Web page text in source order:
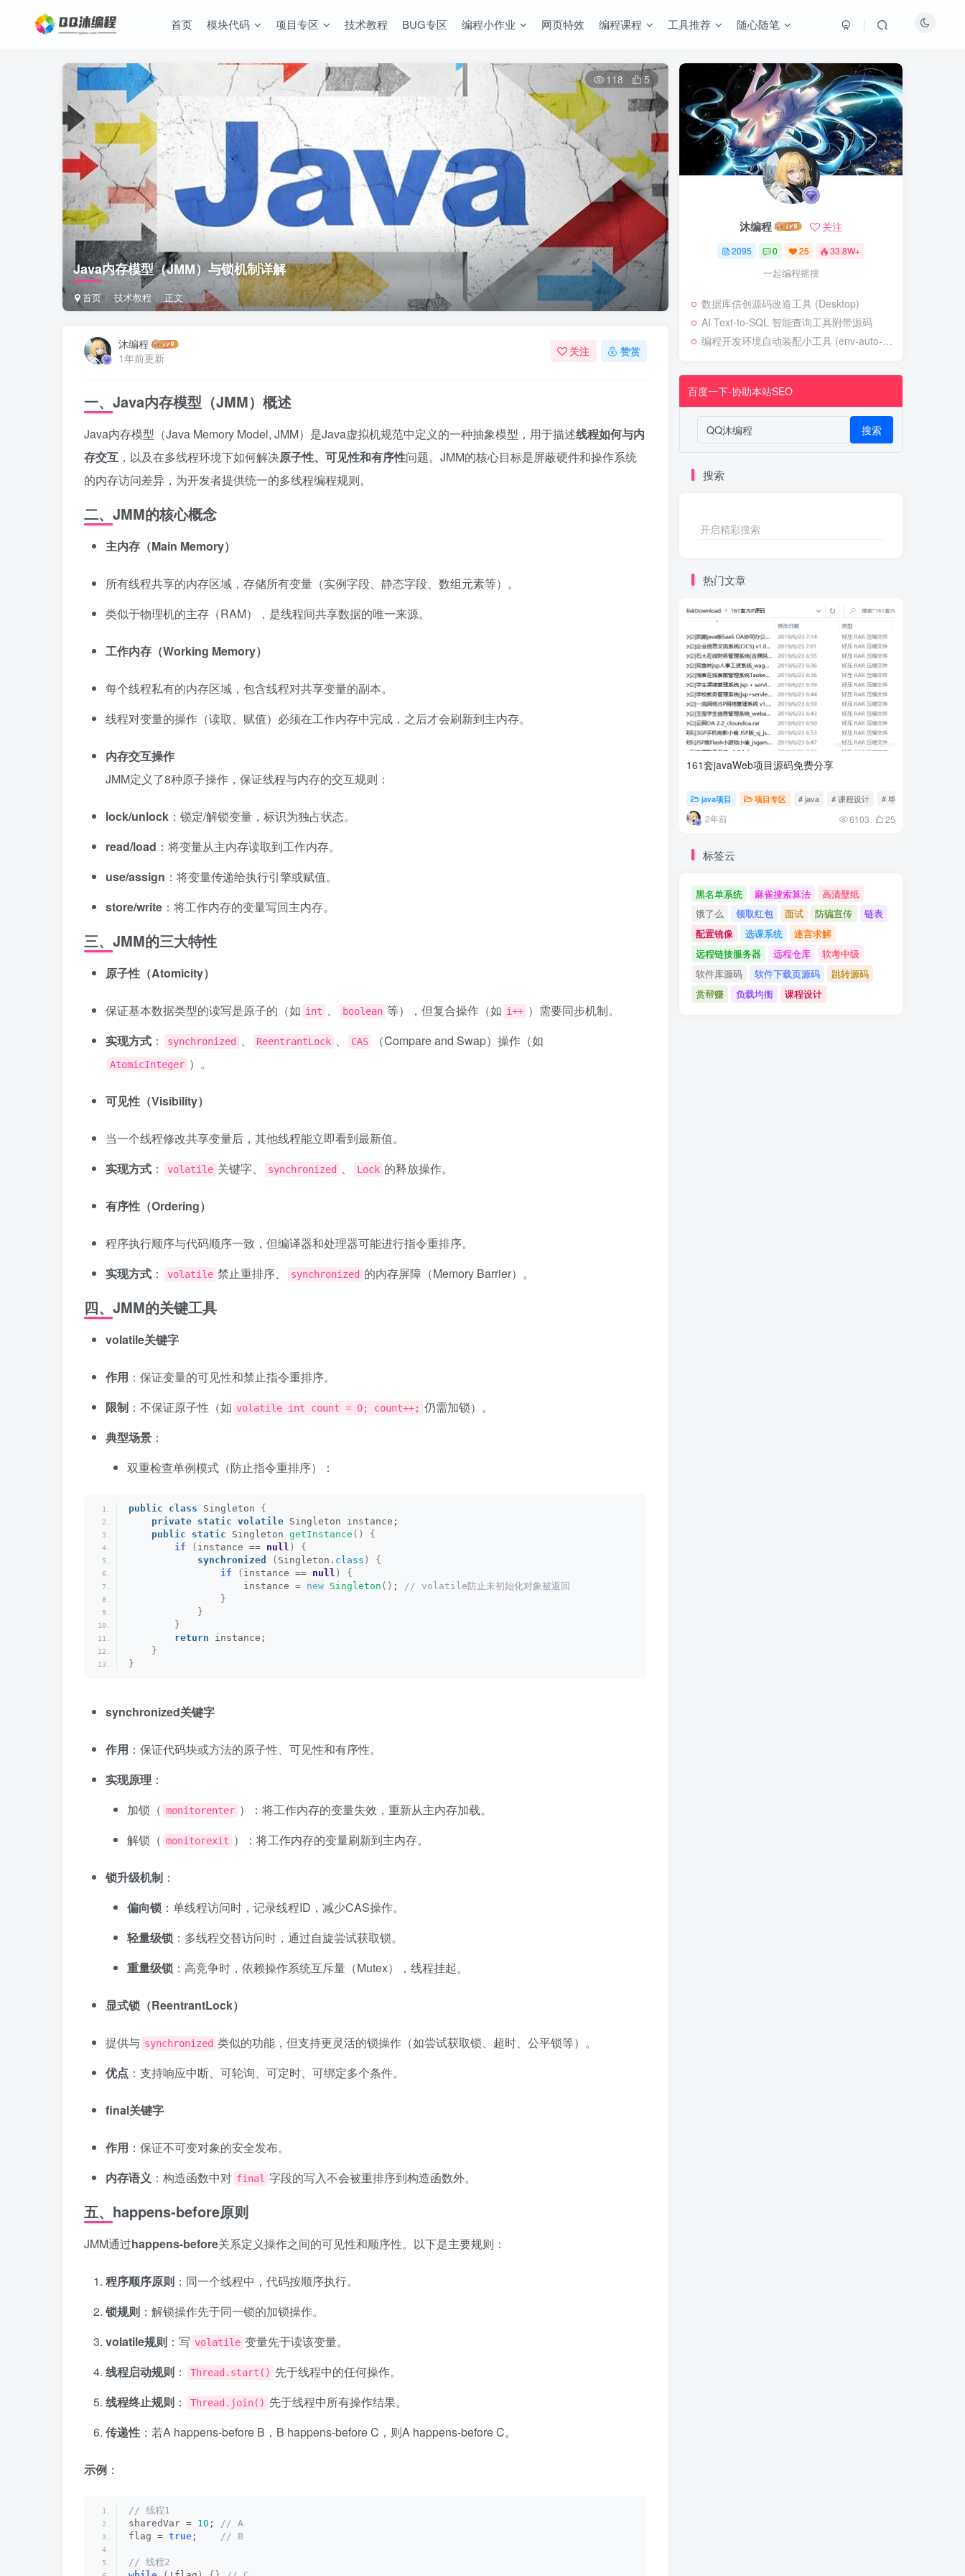
首页 模块代码 项目专区 技术教程 BUG专区 编程小作业 网页特效 编程课程 工具推荐 随心随笔
Java内存模型（JMM）与锁机制详解
首页 技术教程 正文
118 5
沐编程
1年前更新
关注 赞赏
一、Java内存模型（JMM）概述
Java内存模型（Java Memory Model, JMM）是Java虚拟机规范中定义的一种抽象模型，用于描述线程如何与内
存交互 ，以及在多线程环境下如何解决原子性、可见性和有序性问题。JMM的核心目标是屏蔽硬件和操作系统
的内存访问差异，为开发者提供统一的多线程编程规则。
二、JMM的核心概念
主内存（Main Memory）
所有线程共享的内存区域，存储所有变量（实例字段、静态字段、数组元素等）。
类似于物理机的主存（RAM），是线程间共享数据的唯一来源。
工作内存（Working Memory）
每个线程私有的内存区域，包含线程对共享变量的副本。
线程对变量的操作（读取、赋值）必须在工作内存中完成，之后才会刷新到主内存。
内存交互操作
JMM定义了8种原子操作，保证线程与内存的交互规则：
lock/unlock ：锁定/解锁变量，标识为独占状态。
read/load ：将变量从主内存读取到工作内存。
use/assign ：将变量传递给执行引擎或赋值。
store/write ：将工作内存的变量写回主内存。
三、JMM的三大特性
原子性（Atomicity）
保证基本数据类型的读写是原子的（如 int 、 boolean 等），但复合操作（如 i++ ）需要同步机制。
实现方式 ： synchronized 、 ReentrantLock 、 CAS （Compare and Swap）操作（如
AtomicInteger ）。
可见性（Visibility）
当一个线程修改共享变量后，其他线程能立即看到最新值。
实现方式 ： volatile 关键字、 synchronized 、 Lock 的释放操作。
有序性（Ordering）
程序执行顺序与代码顺序一致，但编译器和处理器可能进行指令重排序。
实现方式 ： volatile 禁止重排序、 synchronized 的内存屏障（Memory Barrier）。
四、JMM的关键工具
volatile关键字
作用 ：保证变量的可见性和禁止指令重排序。
限制 ：不保证原子性（如 volatile int count = 0; count++; 仍需加锁）。
典型场景 ：
双重检查单例模式（防止指令重排序）：
public class Singleton {
private static volatile Singleton instance;
public
static Singleton getInstance ()
{
if
( instance == null )
{
synchronized
( Singleton. class )
{
if
( instance == null )
{
                    instance =
new Singleton () ;
// volatile防止未初始化对象被返回
}
}
}
return instance;
}
}
synchronized关键字
作用 ：保证代码块或方法的原子性、可见性和有序性。
实现原理 ：
加锁（ monitorenter ）：将工作内存的变量失效，重新从主内存加载。
解锁（ monitorexit ）：将工作内存的变量刷新到主内存。
锁升级机制 ：
偏向锁 ：单线程访问时，记录线程ID，减少CAS操作。
轻量级锁 ：多线程交替访问时，通过自旋尝试获取锁。
重量级锁 ：高竞争时，依赖操作系统互斥量（Mutex），线程挂起。
显式锁（ReentrantLock）
提供与 synchronized 类似的功能，但支持更灵活的锁操作（如尝试获取锁、超时、公平锁等）。
优点 ：支持响应中断、可轮询、可定时、可绑定多个条件。
final关键字
作用 ：保证不可变对象的安全发布。
内存语义 ：构造函数中对 final 字段的写入不会被重排序到构造函数外。
五、happens-before原则
JMM通过happens-before关系定义操作之间的可见性和顺序性。以下是主要规则：
程序顺序原则 ：同一个线程中，代码按顺序执行。
锁规则 ：解锁操作先于同一锁的加锁操作。
volatile规则 ：写 volatile 变量先于读该变量。
线程启动规则 ： Thread.start() 先于线程中的任何操作。
线程终止规则 ： Thread.join() 先于线程中所有操作结果。
传递性 ：若A happens-before B，B happens-before C，则A happens-before C。
示例 ：
// 线程1
sharedVar = 10 ;
// A
flag = true ; // B
// 线程2
沐编程 关注
2095 0 25 33.8W+
一起编程摇摆
数据库信创源码改造工具 (Desktop)
AI Text-to-SQL 智能查询工具附带源码
编程开发环境自动装配小工具 (env-auto-setup)
百度一下-协助本站SEO
搜索
搜索
开启精彩搜索
热门文章
161套javaWeb项目源码免费分享
java项目 项目专区 # java # 课程设计 # 毕业设计
2年前 6103 25
标签云
黑名单系统 麻雀搜索算法
高清壁纸
饿了么
领取红包 面试 防骗宣传
链表
配置镜像
选课系统
迷宫求解
远程链接服务器
远程仓库
软考中级
软件库源码
软件下载页源码
跳转源码
赏帮赚
负载均衡 课程设计